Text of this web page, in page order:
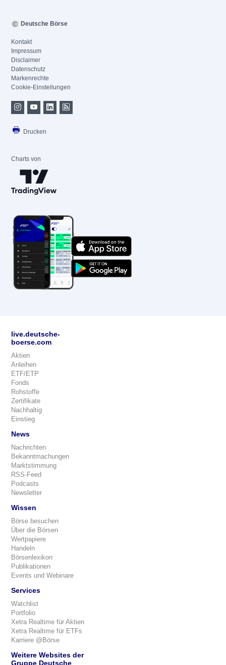
Deutsche Börse
Kontakt
Impressum
Disclaimer
Datenschutz
Markenrechte
Cookie-Einstellungen
Drucken
Charts von
live.deutsche-
boerse.com
Aktien
Anleihen
ETF/ETP
Fonds
Rohstoffe
Zertifikate
Nachhaltig
Einstieg
News
Nachrichten
Bekanntmachungen
Marktstimmung
RSS-Feed
Podcasts
Newsletter
Wissen
Börse besuchen
Über die Börsen
Wertpapiere
Handeln
Börsenlexikon
Publikationen
Events und Webinare
Services
Watchlist
Portfolio
Xetra Realtime für Aktien
Xetra Realtime für ETFs
Karriere @Börse
Weitere Websites der
Gruppe Deutsche